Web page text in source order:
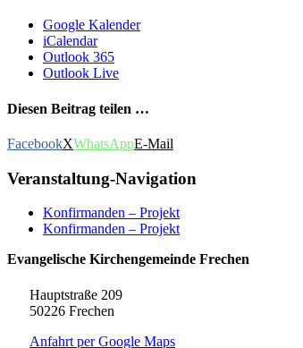
Google Kalender
iCalendar
Outlook 365
Outlook Live
Diesen Beitrag teilen …
FacebookXWhatsAppE-Mail
Veranstaltung-Navigation
Konfirmanden – Projekt
Konfirmanden – Projekt
Evangelische Kirchengemeinde Frechen
Hauptstraße 209
50226 Frechen
Anfahrt per Google Maps